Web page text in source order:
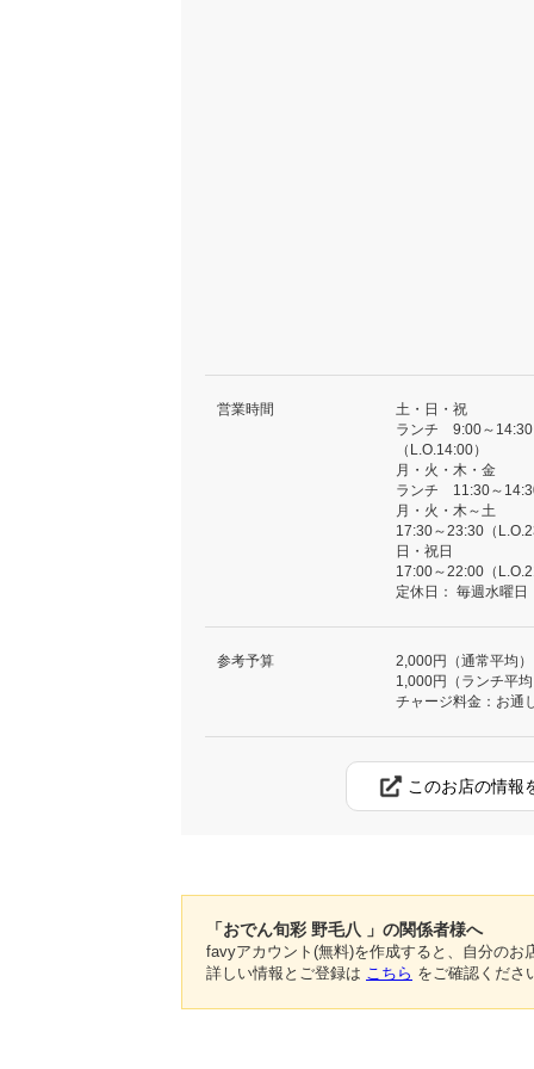
営業時間
土・日・祝
ランチ 9:00～14:30
（L.O.14:00）
月・火・木・金
ランチ 11:30～
月・火・木～土
17:30～23:30（
日・祝日
17:00～22:00（
定休日： 毎週水曜日
参考予算
2,000円（通常平均）
1,000円（ランチ平均
チャージ料金：お通
このお店の情報
「おでん旬彩 野毛八 」の関係者様へ
favyアカウント(無料)を作成すると、自分のお
詳しい情報とご登録は こちら をご確認くださ